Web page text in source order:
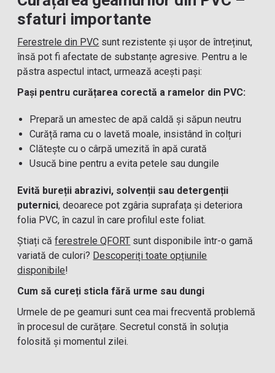
sfaturi importante
Ferestrele din PVC sunt rezistente și ușor de întreținut,
însă pot fi afectate de substanțe agresive. Pentru a le
păstra aspectul intact, urmează acești pași:
Pași pentru curățarea corectă a ramelor din PVC:
Prepară un amestec de apă caldă și săpun neutru
Curăță rama cu o lavetă moale, insistând în colțuri
Clătește cu o cârpă umezită în apă curată
Usucă bine pentru a evita petele sau dungile
Evită bureții abrazivi, solvenții sau detergenții
puternici, deoarece pot zgâria suprafața și deteriora
folia PVC, în cazul în care profilul este foliat.
Știați căferestrele QFORT sunt disponibile într-o gamă
variată de culori? Descoperiți toate opțiunile
disponibile!
Cum să cureți sticla fără urme sau dungi
Urmele de pe geamuri sunt cea mai frecventă problemă
în procesul de curățare. Secretul constă în soluția
folosită și momentul zilei.